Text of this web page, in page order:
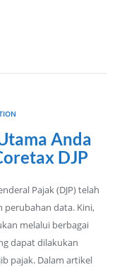
Anda
DJP
Pajak (DJP) telah
data. Kini,
melalui berbagai
dapat dilakukan
pajak. Dalam artikel